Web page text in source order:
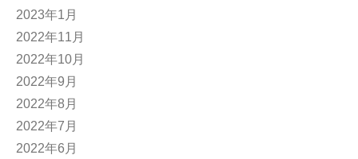
2023年1月
2022年11月
2022年10月
2022年9月
2022年8月
2022年7月
2022年6月